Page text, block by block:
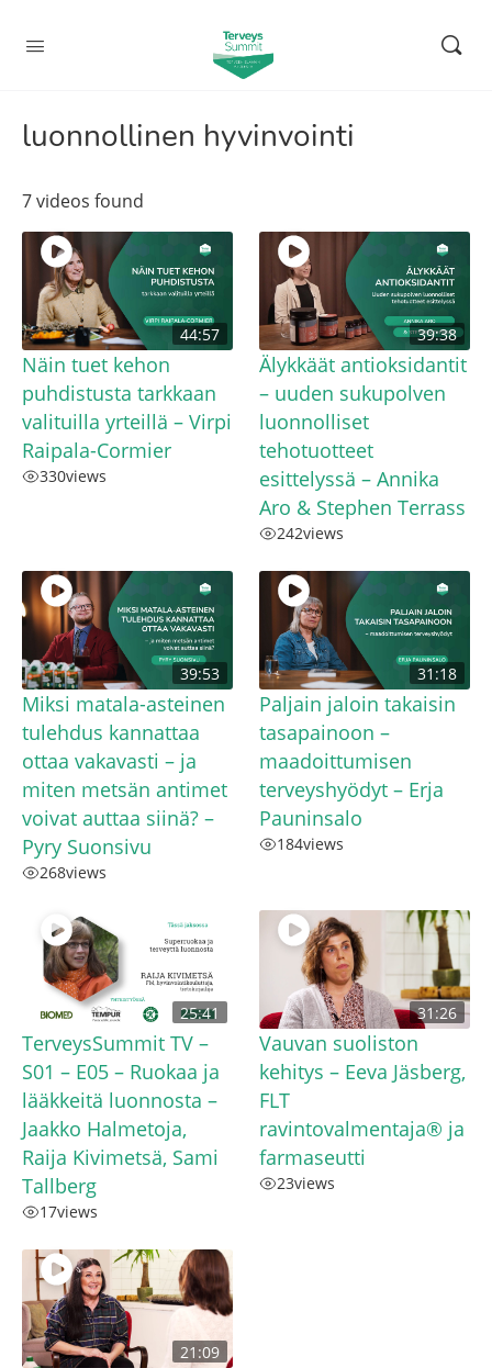
luonnollinen hyvinvointi
7 videos found
44:57
Näin tuet kehon
puhdistusta tarkkaan
valituilla yrteillä – Virpi
Raipala-Cormier
330views
39:38
Älykkäät antioksidantit
– uuden sukupolven
luonnolliset
tehotuotteet
esittelyssä – Annika
Aro & Stephen Terrass
242views
39:53
Miksi matala-asteinen
tulehdus kannattaa
ottaa vakavasti – ja
miten metsän antimet
voivat auttaa siinä? –
Pyry Suonsivu
268views
31:18
Paljain jaloin takaisin
tasapainoon –
maadoittumisen
terveyshyödyt – Erja
Pauninsalo
184views
25:41
TerveysSummit TV –
S01 – E05 – Ruokaa ja
lääkkeitä luonnosta –
Jaakko Halmetoja,
Raija Kivimetsä, Sami
Tallberg
17views
31:26
Vauvan suoliston
kehitys – Eeva Jäsberg,
FLT
ravintovalmentaja® ja
farmaseutti
23views
21:09